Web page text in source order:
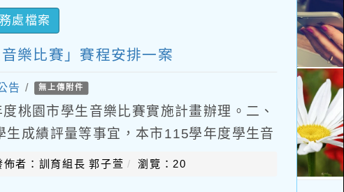
處檔案
樂比賽」賽程安排一案
告 / 無上傳附件
桃園市學生音樂比賽實施計畫辦理。二、
生成績評量等事宜，本市115學年度學生音
)115年10月13日(星期二)至11月20日(星
佈者：訓育組長 郭子萱 瀏覽：20